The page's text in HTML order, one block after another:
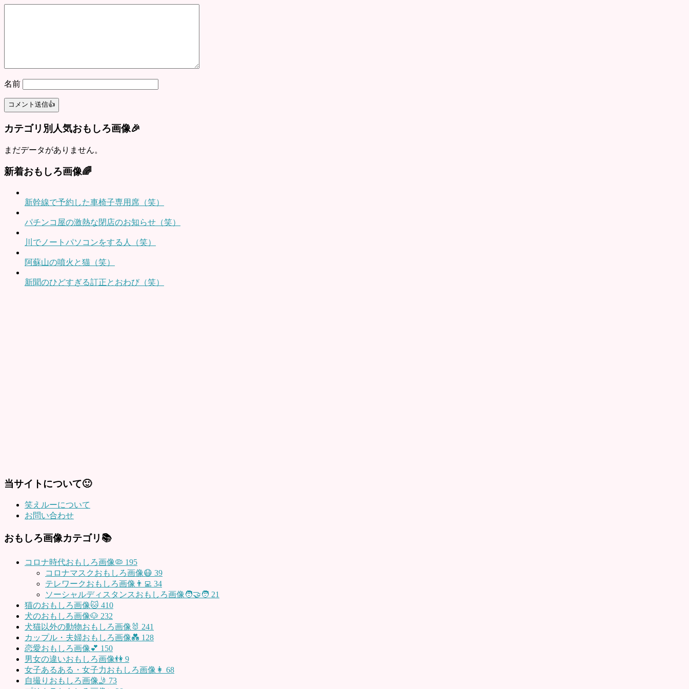
名前
カテゴリ別人気おもしろ画像🎉
まだデータがありません。
新着おもしろ画像🌈
新幹線で予約した車椅子専用席（笑）
パチンコ屋の激熱な閉店のお知らせ（笑）
川でノートパソコンをする人（笑）
阿蘇山の噴火と猫（笑）
新聞のひどすぎる訂正とおわび（笑）
当サイトについて🙂
笑えルーについて
お問い合わせ
おもしろ画像カテゴリ📚
コロナ時代おもしろ画像🦠 195
コロナマスクおもしろ画像😷 39
テレワークおもしろ画像👨‍💻 34
ソーシャルディスタンスおもしろ画像🧑‍🤝‍🧑 21
猫のおもしろ画像🐱 410
犬のおもしろ画像🐶 232
犬猫以外の動物おもしろ画像🐰 241
カップル・夫婦おもしろ画像💑 128
恋愛おもしろ画像💕 150
男女の違いおもしろ画像👫 9
女子あるある・女子力おもしろ画像👩 68
自撮りおもしろ画像🤳 73